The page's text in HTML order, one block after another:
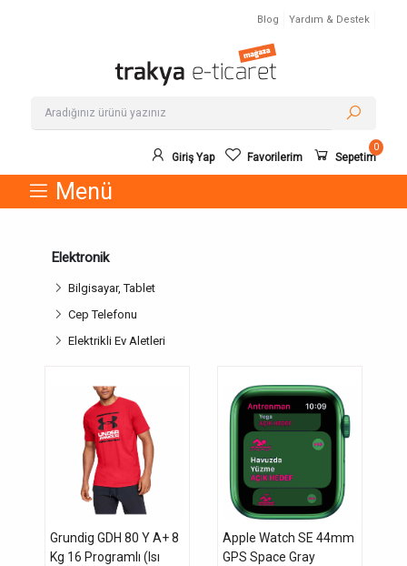
Blog Yardım & Destek
Giriş Yap Favorilerim
0
Sepetim
Menü
Elektronik
Bilgisayar, Tablet
Cep Telefonu
Elektrikli Ev Aletleri
Grundig GDH 80 Y A+ 8
Kg 16 Programlı (Isı
Apple Watch SE 44mm
GPS Space Gray